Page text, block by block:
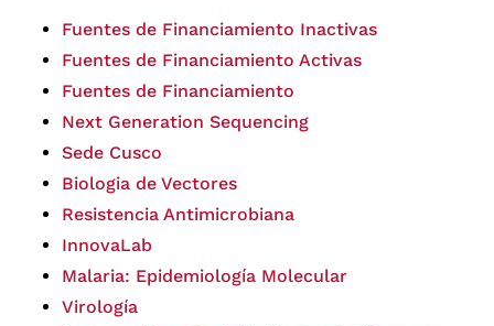
Fuentes de Financiamiento Inactivas
Fuentes de Financiamiento Activas
Fuentes de Financiamiento
Next Generation Sequencing
Sede Cusco
Biologia de Vectores
Resistencia Antimicrobiana
InnovaLab
Malaria: Epidemiología Molecular
Virología